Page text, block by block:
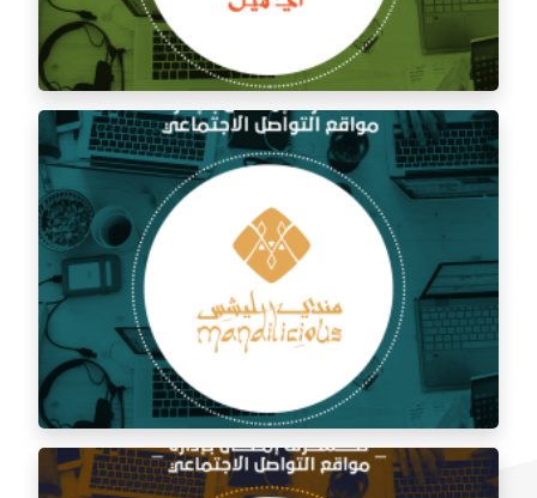
إدارة السوشيال ميديا لمطعم آي ميل